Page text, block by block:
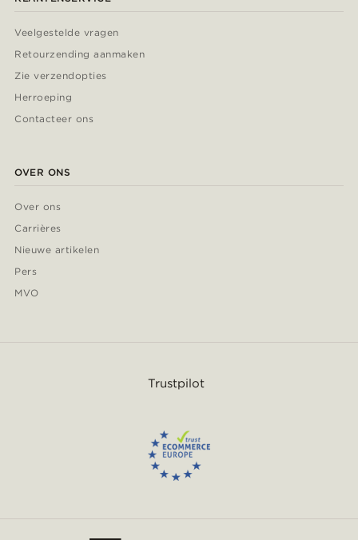
Veelgestelde vragen
Retourzending aanmaken
Zie verzendopties
Herroeping
Contacteer ons
OVER ONS
Over ons
Carrières
Nieuwe artikelen
Pers
MVO
Trustpilot